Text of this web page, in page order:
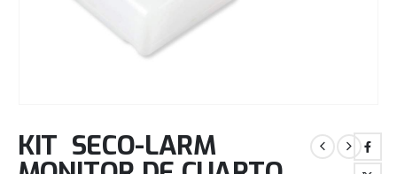
KIT SECO-LARM